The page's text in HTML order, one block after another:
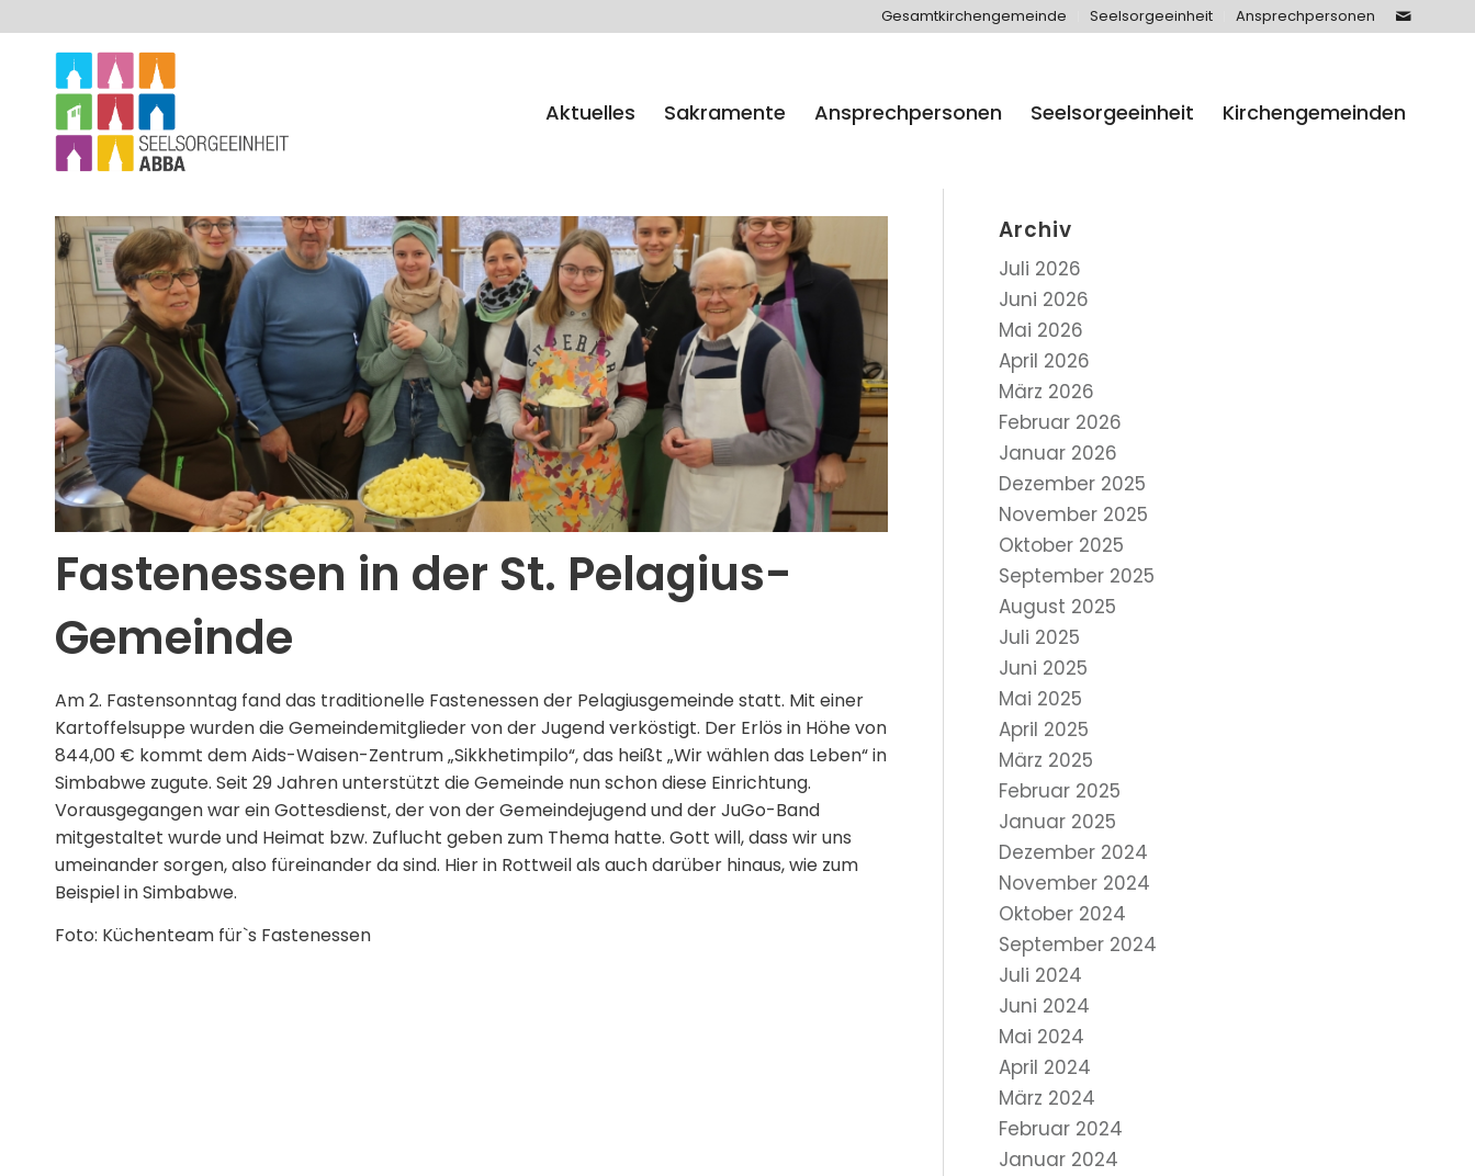
Gesamtkirchengemeinde Seelsorgeeinheit Ansprechpersonen
Aktuelles Sakramente Ansprechpersonen Seelsorgeeinheit Kirchengemeinden
Fastenessen in der St. Pelagius-
Gemeinde
Am 2. Fastensonntag fand das traditionelle Fastenessen der Pelagiusgemeinde statt. Mit einer
Kartoffelsuppe wurden die Gemeindemitglieder von der Jugend verköstigt. Der Erlös in Höhe von
844,00 € kommt dem Aids-Waisen-Zentrum „Sikkhetimpilo“, das heißt „Wir wählen das Leben“ in
Simbabwe zugute. Seit 29 Jahren unterstützt die Gemeinde nun schon diese Einrichtung.
Vorausgegangen war ein Gottesdienst, der von der Gemeindejugend und der JuGo-Band
mitgestaltet wurde und Heimat bzw. Zuflucht geben zum Thema hatte. Gott will, dass wir uns
umeinander sorgen, also füreinander da sind. Hier in Rottweil als auch darüber hinaus, wie zum
Beispiel in Simbabwe.
Foto: Küchenteam für`s Fastenessen
Archiv
Juli 2026
Juni 2026
Mai 2026
April 2026
März 2026
Februar 2026
Januar 2026
Dezember 2025
November 2025
Oktober 2025
September 2025
August 2025
Juli 2025
Juni 2025
Mai 2025
April 2025
März 2025
Februar 2025
Januar 2025
Dezember 2024
November 2024
Oktober 2024
September 2024
Juli 2024
Juni 2024
Mai 2024
April 2024
März 2024
Februar 2024
Januar 2024